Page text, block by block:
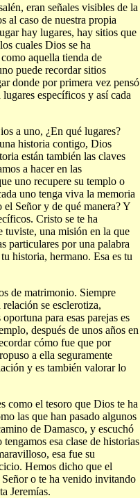
eran señales visibles de la
al caso de nuestra propia
hay lugares, hay sitios que
cuales Dios se ha
aquella tienda de
puede recordar sitios
donde por primera vez pensó
específicos y así cada
a uno, ¿En qué lugares?
historia contigo, Dios
están también las claves
a hacer en las
uno recupere su templo o
uno tenga viva la memoria
Señor y de qué manera? Y
Cristo se te ha
tuviste, una misión en la que
particulares por una palabra
historia, hermano. Esa es tu
de matrimonio. Siempre
se esclerotiza,
para esas parejas es
después de unos años en
cómo fue que por
a ella seguramente
y es también valorar lo
como el tesoro que Dios te ha
las que han pasado algunos
de Damasco, y escuchó
esa clase de historias
esa fue su
Hemos dicho que el
o te ha venido invitando
Jeremías.